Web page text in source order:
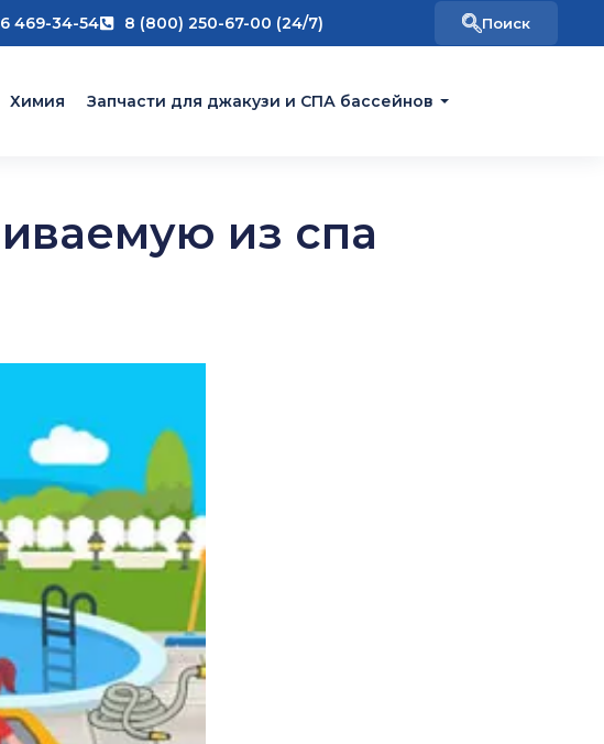
469-34-54 8 (800) 250-67-00 (24/7)
Химия Запчасти для джакузи и СПА бассейнов
из спа